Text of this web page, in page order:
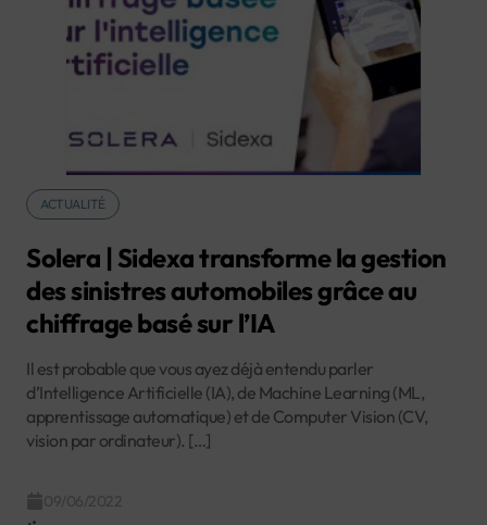
ACTUALITÉ
Solera | Sidexa transforme la gestion
des sinistres automobiles grâce au
chiffrage basé sur l’IA
Il est probable que vous ayez déjà entendu parler
d’Intelligence Artificielle (IA), de Machine Learning (ML,
apprentissage automatique) et de Computer Vision (CV,
vision par ordinateur). […]